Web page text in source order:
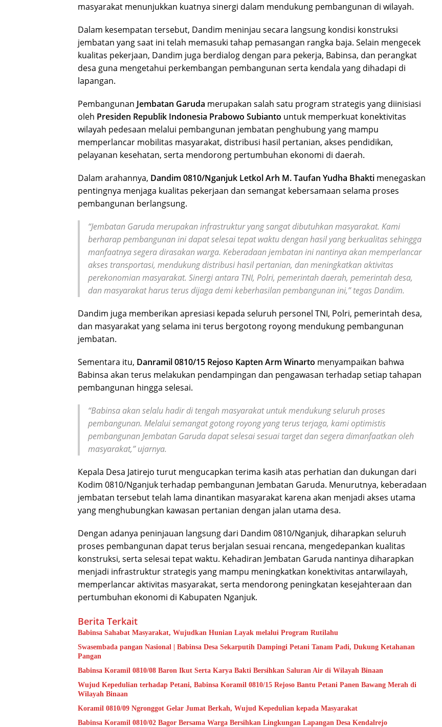
masyarakat menunjukkan kuatnya sinergi dalam mendukung pembangunan di wilayah.
Dalam kesempatan tersebut, Dandim meninjau secara langsung kondisi konstruksi
jembatan yang saat ini telah memasuki tahap pemasangan rangka baja. Selain mengecek
kualitas pekerjaan, Dandim juga berdialog dengan para pekerja, Babinsa, dan perangkat
desa guna mengetahui perkembangan pembangunan serta kendala yang dihadapi di
lapangan.
Pembangunan Jembatan Garuda merupakan salah satu program strategis yang diinisiasi
oleh Presiden Republik Indonesia Prabowo Subianto untuk memperkuat konektivitas
wilayah pedesaan melalui pembangunan jembatan penghubung yang mampu
memperlancar mobilitas masyarakat, distribusi hasil pertanian, akses pendidikan,
pelayanan kesehatan, serta mendorong pertumbuhan ekonomi di daerah.
Dalam arahannya, Dandim 0810/Nganjuk Letkol Arh M. Taufan Yudha Bhakti menegaskan
pentingnya menjaga kualitas pekerjaan dan semangat kebersamaan selama proses
pembangunan berlangsung.
“Jembatan Garuda merupakan infrastruktur yang sangat dibutuhkan masyarakat. Kami
berharap pembangunan ini dapat selesai tepat waktu dengan hasil yang berkualitas sehingga
manfaatnya segera dirasakan warga. Keberadaan jembatan ini nantinya akan memperlancar
akses transportasi, mendukung distribusi hasil pertanian, dan meningkatkan aktivitas
perekonomian masyarakat. Sinergi antara TNI, Polri, pemerintah daerah, pemerintah desa,
dan masyarakat harus terus dijaga demi keberhasilan pembangunan ini,”tegas Dandim.
Dandim juga memberikan apresiasi kepada seluruh personel TNI, Polri, pemerintah desa,
dan masyarakat yang selama ini terus bergotong royong mendukung pembangunan
jembatan.
Sementara itu, Danramil 0810/15 Rejoso Kapten Arm Winarto menyampaikan bahwa
Babinsa akan terus melakukan pendampingan dan pengawasan terhadap setiap tahapan
pembangunan hingga selesai.
“Babinsa akan selalu hadir di tengah masyarakat untuk mendukung seluruh proses
pembangunan. Melalui semangat gotong royong yang terus terjaga, kami optimistis
pembangunan Jembatan Garuda dapat selesai sesuai target dan segera dimanfaatkan oleh
masyarakat,”ujarnya.
Kepala Desa Jatirejo turut mengucapkan terima kasih atas perhatian dan dukungan dari
Kodim 0810/Nganjuk terhadap pembangunan Jembatan Garuda. Menurutnya, keberadaan
jembatan tersebut telah lama dinantikan masyarakat karena akan menjadi akses utama
yang menghubungkan kawasan pertanian dengan jalan utama desa.
Dengan adanya peninjauan langsung dari Dandim 0810/Nganjuk, diharapkan seluruh
proses pembangunan dapat terus berjalan sesuai rencana, mengedepankan kualitas
konstruksi, serta selesai tepat waktu. Kehadiran Jembatan Garuda nantinya diharapkan
menjadi infrastruktur strategis yang mampu meningkatkan konektivitas antarwilayah,
memperlancar aktivitas masyarakat, serta mendorong peningkatan kesejahteraan dan
pertumbuhan ekonomi di Kabupaten Nganjuk.
Berita Terkait
Babinsa Sahabat Masyarakat, Wujudkan Hunian Layak melalui Program Rutilahu
Swasembada pangan Nasional | Babinsa Desa Sekarputih Dampingi Petani Tanam Padi, Dukung Ketahanan
Pangan
Babinsa Koramil 0810/08 Baron Ikut Serta Karya Bakti Bersihkan Saluran Air di Wilayah Binaan
Wujud Kepedulian terhadap Petani, Babinsa Koramil 0810/15 Rejoso Bantu Petani Panen Bawang Merah di
Wilayah Binaan
Koramil 0810/09 Ngronggot Gelar Jumat Berkah, Wujud Kepedulian kepada Masyarakat
Babinsa Koramil 0810/02 Bagor Bersama Warga Bersihkan Lingkungan Lapangan Desa Kendalrejo